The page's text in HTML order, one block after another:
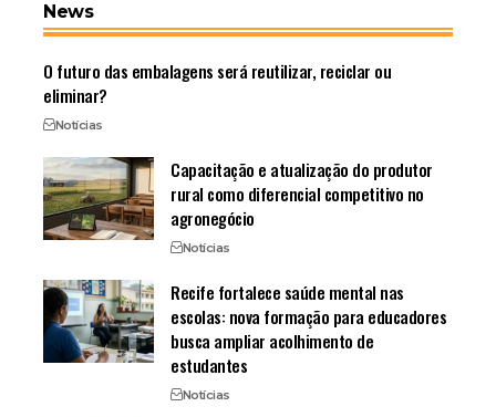
News
O futuro das embalagens será reutilizar, reciclar ou
eliminar?
Notícias
Capacitação e atualização do produtor
rural como diferencial competitivo no
agronegócio
Notícias
Recife fortalece saúde mental nas
escolas: nova formação para educadores
busca ampliar acolhimento de
estudantes
Notícias